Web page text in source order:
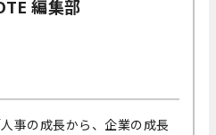
編集部
事の成長から、企業の成長